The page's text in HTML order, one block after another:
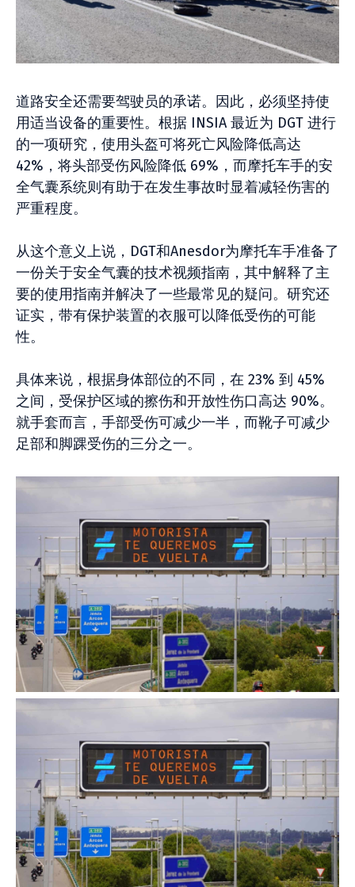
道路安全还需要驾驶员的承诺。因此，必须坚持使
用适当设备的重要性。根据 INSIA 最近为 DGT 进行
的一项研究，使用头盔可将死亡风险降低高达
42%，将头部受伤风险降低 69%，而摩托车手的安
全气囊系统则有助于在发生事故时显着减轻伤害的
严重程度。
从这个意义上说，DGT和Anesdor为摩托车手准备了
一份关于安全气囊的技术视频指南，其中解释了主
要的使用指南并解决了一些最常见的疑问。研究还
证实，带有保护装置的衣服可以降低受伤的可能
性。
具体来说，根据身体部位的不同，在 23% 到 45%
之间，受保护区域的擦伤和开放性伤口高达 90%。
就手套而言，手部受伤可减少一半，而靴子可减少
足部和脚踝受伤的三分之一。